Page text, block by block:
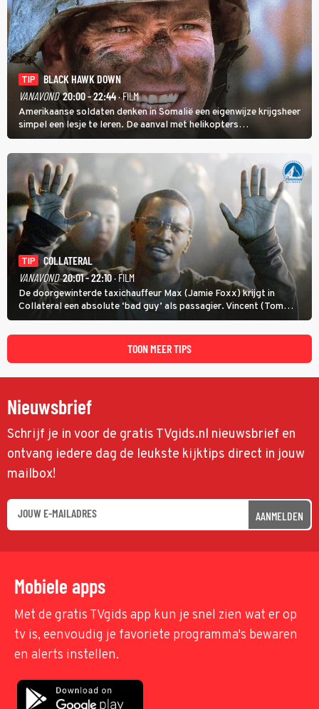
TIP
BLACK HAWK DOWN
VANAVOND 20:00 - 22:44· FILM
Amerikaanse soldaten denken in Somalië een eigenwijze krijgsheer
simpel een lesje te leren. De aanval met helikopters
verloopt in Black Hawk down dramatisch.
TIP
COLLATERAL
VANAVOND 20:01 - 22:10· FILM
De doorgewinterde taxichauffeur Max (Jamie Foxx) krijgt in
Collateral een absolute ‘bad guy’ als passagier. Vincent (Tom
Cruise) heeft hem nodig om hem de stad door te loodsen om een
wel heel lugubere reden.
TOON MEER TIPS
Nieuwsbrief
Schrijf je in voor de gratis TVgids.nl nieuwsbrief en
ontvang iedere dag de leukste kijktips direct in jouw
mailbox!
AANMELDEN
Mobiele apps
Met de gratis TVgids app kun je snel zien wat er op
tv is, eenvoudig je favoriete programma's bewaren
en alerts instellen.